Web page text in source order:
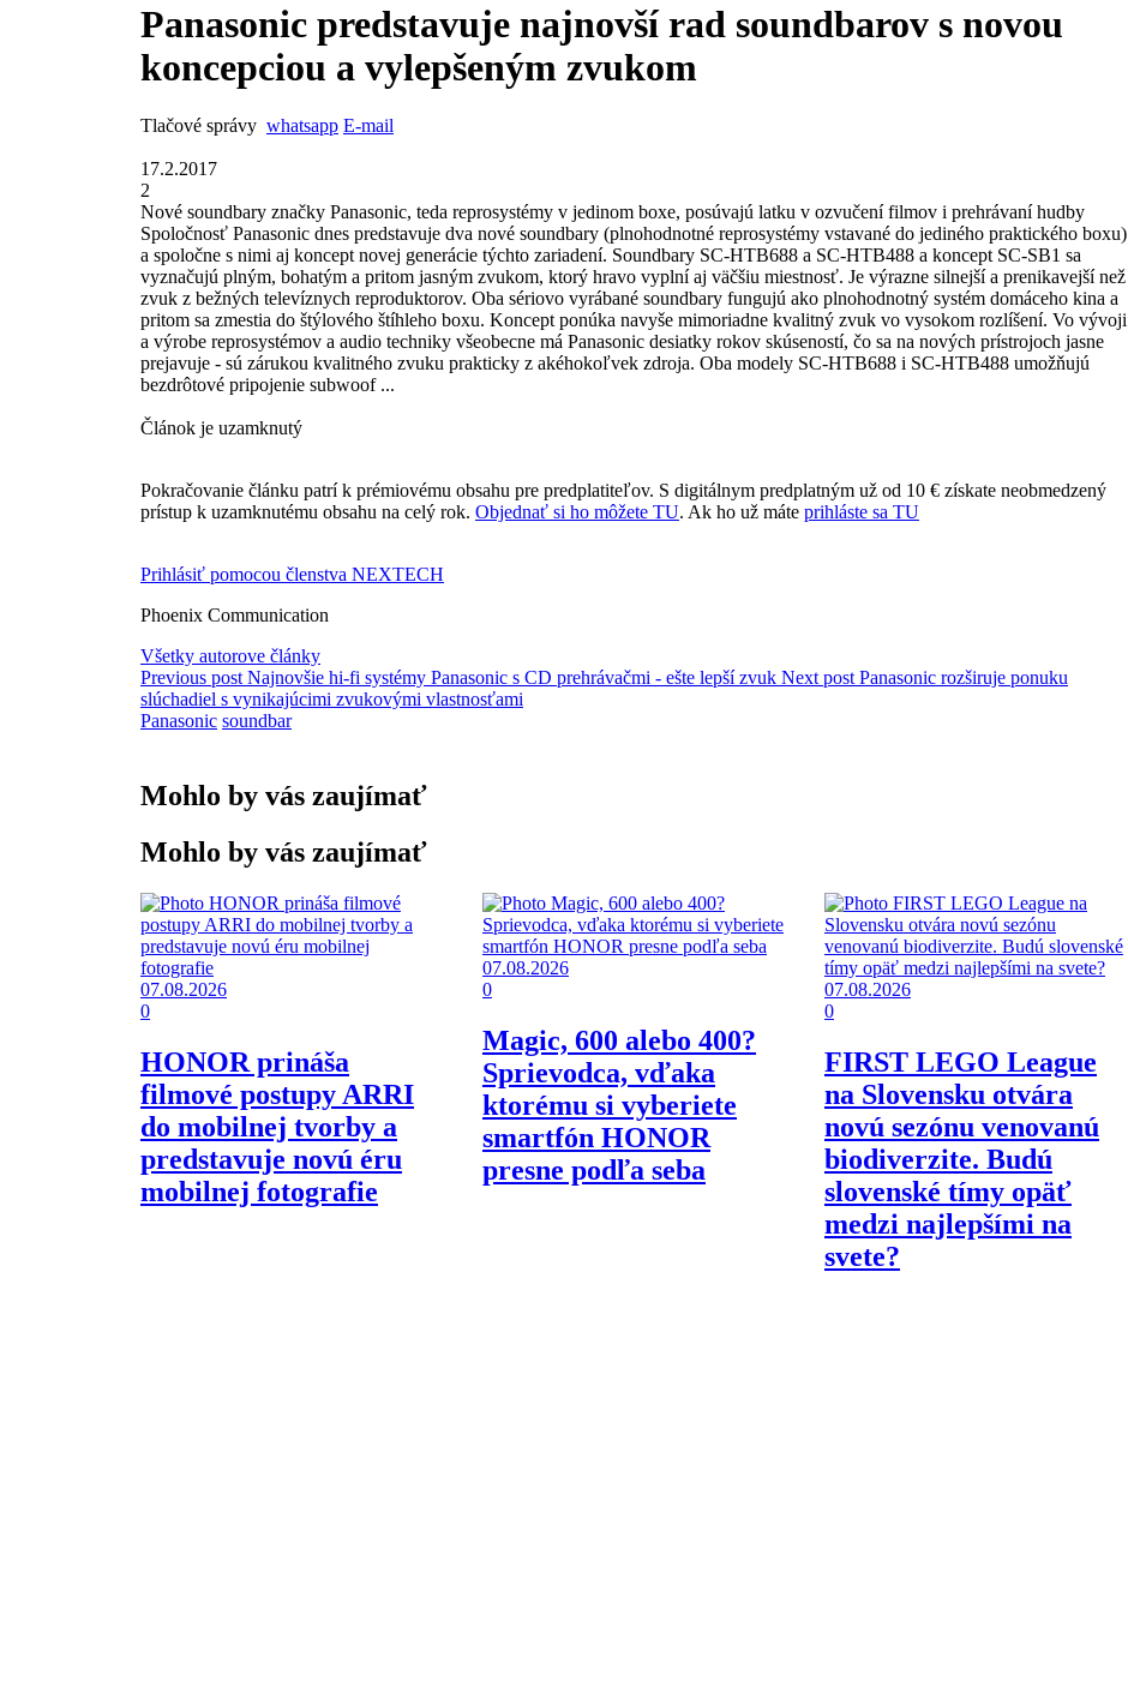
Panasonic predstavuje najnovší rad soundbarov s novou
koncepciou a vylepšeným zvukom
Tlačové správy whatsapp E-mail
17.2.2017
2
Nové soundbary značky Panasonic, teda reprosystémy v jedinom boxe, posúvajú latku v ozvučení filmov i prehrávaní hudby
Spoločnosť Panasonic dnes predstavuje dva nové soundbary (plnohodnotné reprosystémy vstavané do jediného praktického boxu)
a spoločne s nimi aj koncept novej generácie týchto zariadení. Soundbary SC-HTB688 a SC-HTB488 a koncept SC-SB1 sa
vyznačujú plným, bohatým a pritom jasným zvukom, ktorý hravo vyplní aj väčšiu miestnosť. Je výrazne silnejší a prenikavejší než
zvuk z bežných televíznych reproduktorov. Oba sériovo vyrábané soundbary fungujú ako plnohodnotný systém domáceho kina a
pritom sa zmestia do štýlového štíhleho boxu. Koncept ponúka navyše mimoriadne kvalitný zvuk vo vysokom rozlíšení. Vo vývoji
a výrobe reprosystémov a audio techniky všeobecne má Panasonic desiatky rokov skúseností, čo sa na nových prístrojoch jasne
prejavuje - sú zárukou kvalitného zvuku prakticky z akéhokoľvek zdroja. Oba modely SC-HTB688 i SC-HTB488 umožňujú
bezdrôtové pripojenie subwoof ...
Článok je uzamknutý
Pokračovanie článku patrí k prémiovému obsahu pre predplatiteľov. S digitálnym predplatným už od 10 € získate neobmedzený
prístup k uzamknutému obsahu na celý rok. Objednať si ho môžete TU. Ak ho už máte prihláste sa TU
Prihlásiť pomocou členstva NEXTECH
Phoenix Communication
Všetky autorove články
Previous post Najnovšie hi-fi systémy Panasonic s CD prehrávačmi - ešte lepší zvuk Next post Panasonic rozširuje ponuku
slúchadiel s vynikajúcimi zvukovými vlastnosťami
Panasonic soundbar
Mohlo by vás zaujímať
Mohlo by vás zaujímať
07.08.2026
0
HONOR prináša
filmové postupy ARRI
do mobilnej tvorby a
predstavuje novú éru
mobilnej fotografie
07.08.2026
0
Magic, 600 alebo 400?
Sprievodca, vďaka
ktorému si vyberiete
smartfón HONOR
presne podľa seba
07.08.2026
0
FIRST LEGO League
na Slovensku otvára
novú sezónu venovanú
biodiverzite. Budú
slovenské tímy opäť
medzi najlepšími na
svete?